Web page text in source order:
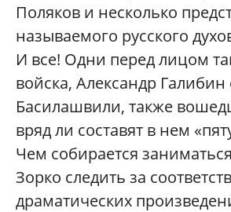
Поляков и несколько
называемого русского
И все! Одни перед лицом
войска, Александр
Басилашвили, также
вряд ли составят в нем
Чем собирается
Зорко следить за
драматических